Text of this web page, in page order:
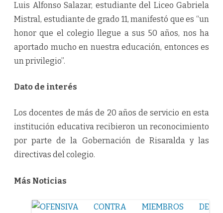
Luis Alfonso Salazar, estudiante del Liceo Gabriela
Mistral, estudiante de grado 11, manifestó que es “un
honor que el colegio llegue a sus 50 años, nos ha
aportado mucho en nuestra educación, entonces es
un privilegio”.
Dato de interés
Los docentes de más de 20 años de servicio en esta
institución educativa recibieron un reconocimiento
por parte de la Gobernación de Risaralda y las
directivas del colegio.
Más Noticias